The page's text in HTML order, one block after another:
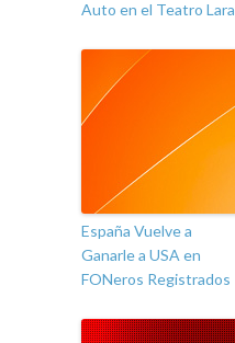
Auto en el Teatro Lara
España Vuelve a
Ganarle a USA en
FONeros Registrados